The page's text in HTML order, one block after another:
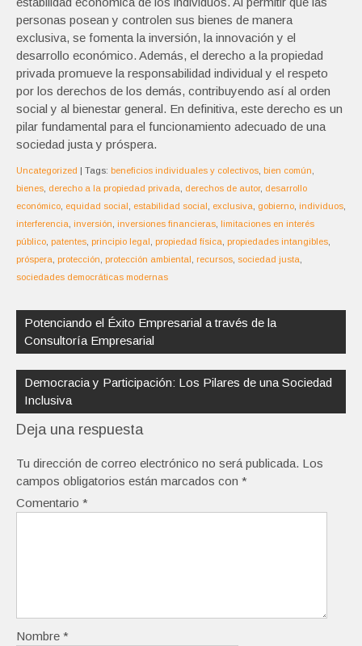
personas posean y controlen sus bienes de manera
exclusiva, se fomenta la inversión, la innovación y el
desarrollo económico. Además, el derecho a la propiedad
privada promueve la responsabilidad individual y el respeto
por los derechos de los demás, contribuyendo así al orden
social y al bienestar general. En definitiva, este derecho es un
pilar fundamental para el funcionamiento adecuado de una
sociedad justa y próspera.
Uncategorized | Tags: beneficios individuales y colectivos bien común
bienes derecho a la propiedad privada derechos de autor, desarrollo
económico equidad social estabilidad social exclusiva gobierno individuos
interferencia
inversión inversiones financieras limitaciones en interés
público patentes principio legal propiedad física propiedades intangibles
próspera
protección protección ambiental recursos sociedad justa
sociedades democráticas modernas
de
entradas
Potenciando el Éxito Empresarial a través de la
Consultoría Empresarial
Democracia y Participación: Los Pilares de una Sociedad
Inclusiva
Deja una respuesta
Tu dirección de correo electrónico no será publicada. Los
campos obligatorios están marcados con *
Comentario *
Nombre *